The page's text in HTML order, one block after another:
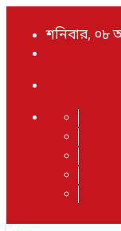
শনিবার, ০৮